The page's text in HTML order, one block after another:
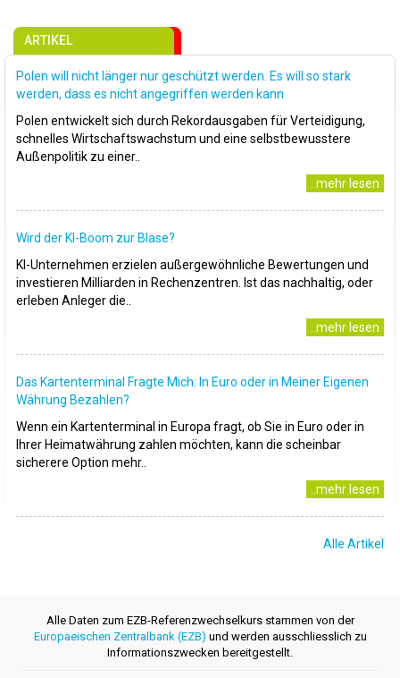
ARTIKEL
Polen will nicht länger nur geschützt werden. Es will so stark
werden, dass es nicht angegriffen werden kann
Polen entwickelt sich durch Rekordausgaben für Verteidigung,
schnelles Wirtschaftswachstum und eine selbstbewusstere
Außenpolitik zu einer..
..mehr lesen
Wird der KI-Boom zur Blase?
KI-Unternehmen erzielen außergewöhnliche Bewertungen und
investieren Milliarden in Rechenzentren. Ist das nachhaltig, oder
erleben Anleger die..
..mehr lesen
Das Kartenterminal Fragte Mich: In Euro oder in Meiner Eigenen
Währung Bezahlen?
Wenn ein Kartenterminal in Europa fragt, ob Sie in Euro oder in
Ihrer Heimatwährung zahlen möchten, kann die scheinbar
sicherere Option mehr..
..mehr lesen
Alle Artikel
Alle Daten zum EZB-Referenzwechselkurs stammen von der
Europaeischen Zentralbank (EZB) und werden ausschliesslich zu
Informationszwecken bereitgestellt.